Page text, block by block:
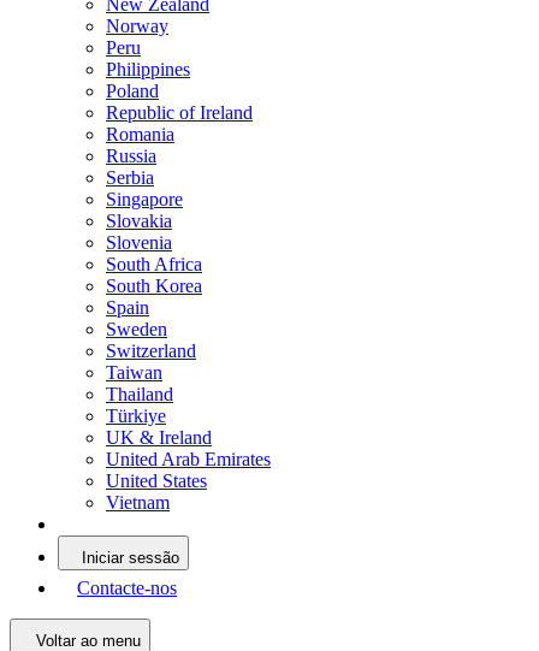
New Zealand
Norway
Peru
Philippines
Poland
Republic of Ireland
Romania
Russia
Serbia
Singapore
Slovakia
Slovenia
South Africa
South Korea
Spain
Sweden
Switzerland
Taiwan
Thailand
Türkiye
UK & Ireland
United Arab Emirates
United States
Vietnam
Iniciar sessão
Contacte-nos
Voltar ao menu